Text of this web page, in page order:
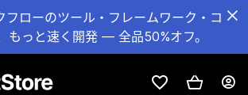
フローのツール・フレームワーク・コ
もっと速く開発 — 全品50%オフ。